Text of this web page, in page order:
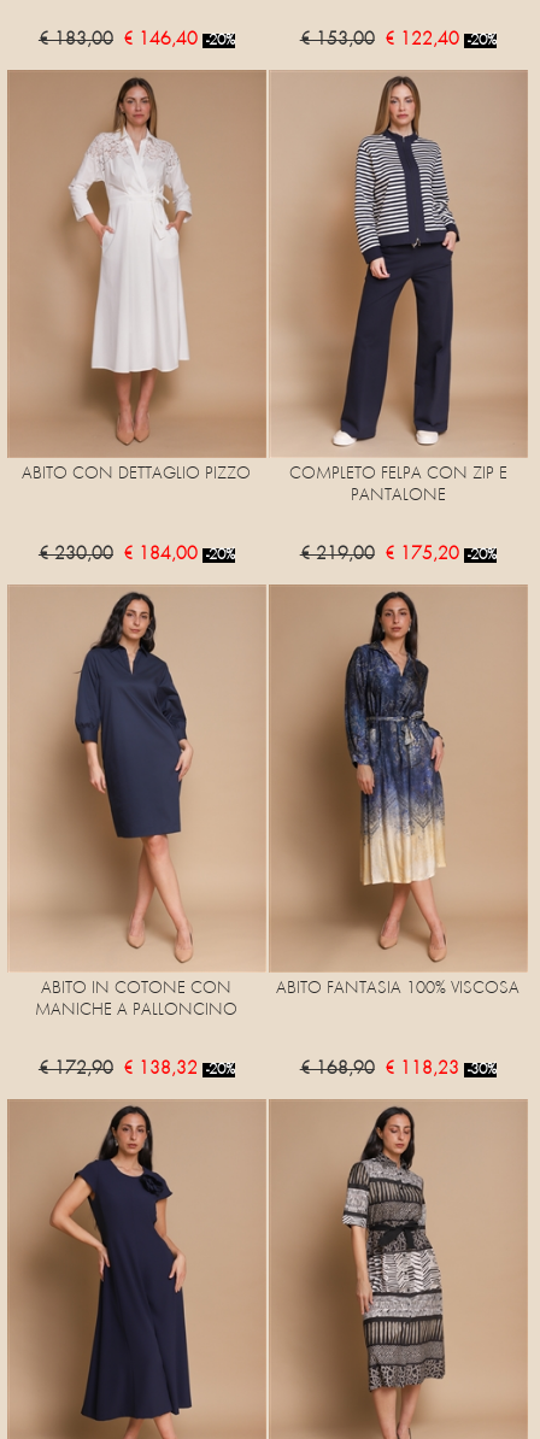
€ 183,00 € 146,40 -20% € 153,00 € 122,40 -20%
ABITO CON DETTAGLIO PIZZO
€ 230,00 € 184,00 -20%
COMPLETO FELPA CON ZIP E
PANTALONE
€ 219,00 € 175,20 -20%
ABITO IN COTONE CON
MANICHE A PALLONCINO
€ 172,90 € 138,32 -20%
ABITO FANTASIA 100% VISCOSA
€ 168,90 € 118,23 -30%